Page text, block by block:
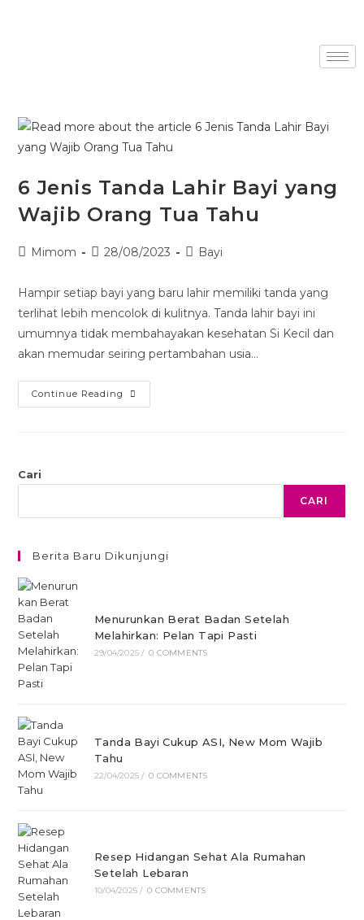
6 Jenis Tanda Lahir Bayi yang
Wajib Orang Tua Tahu
Mimom 28/08/2023 Bayi
Hampir setiap bayi yang baru lahir memiliki tanda yang
terlihat lebih mencolok di kulitnya. Tanda lahir bayi ini
umumnya tidak membahayakan kesehatan Si Kecil dan
akan memudar seiring pertambahan usia…
Continue Reading
Cari
CARI
Berita Baru Dikunjungi
Menurunkan Berat Badan Setelah
Melahirkan: Pelan Tapi Pasti
29/04/2025 / 0 COMMENTS
Tanda Bayi Cukup ASI, New Mom Wajib
Tahu
22/04/2025 / 0 COMMENTS
Resep Hidangan Sehat Ala Rumahan
Setelah Lebaran
10/04/2025 / 0 COMMENTS